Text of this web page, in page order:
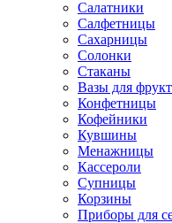
Салатники
Салфетницы
Сахарницы
Солонки
Стаканы
Вазы для
Конфетницы
Кофейники
Кувшины
Менажницы
Кассероли
Супницы
Корзины
Приборы для